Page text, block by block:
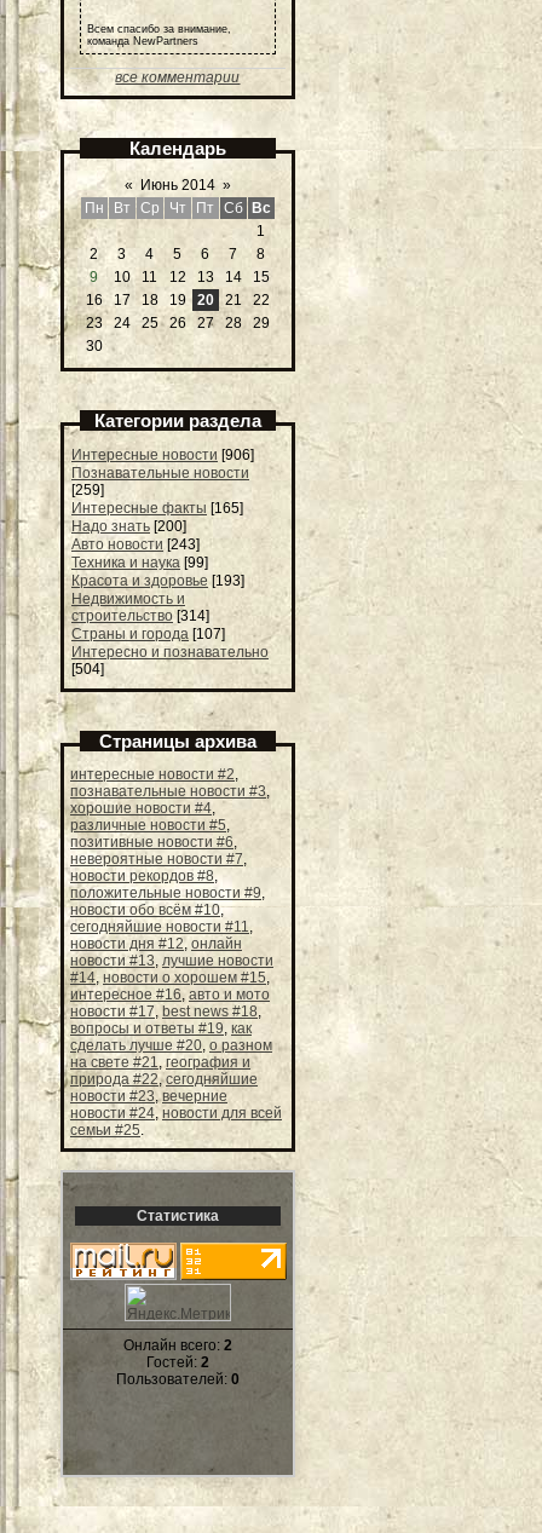
Всем спасибо за внимание,
команда NewPartners
все комментарии
Календарь
« Июнь 2014 »
Пн
Вт Ср Чт Пт Сб Вс
1
2
3 4 5 6 7
8
9
10 11 12 13 14
15
16
17 18 19 20 21
22
23
24 25 26 27 28
29
30
Категории раздела
Интересные новости [906]
Познавательные новости
[259]
Интересные факты [165]
Надо знать [200]
Авто новости [243]
Техника и наука [99]
Красота и здоровье [193]
Недвижимость и
строительство [314]
Страны и города [107]
Интересно и познавательно
[504]
Страницы архива
интересные новости #2
познавательные новости #3,
хорошие новости #4
различные новости #5
позитивные новости #6
невероятные новости #7
новости рекордов #8
положительные новости #9
новости обо всём #10,
сегодняйшие новости #11
новости дня #12, онлайн
новости #13 лучшие новости
#14 новости о хорошем #15
интересное #16 авто и мото
новости #17 best news #18
вопросы и ответы #19 как
сделать лучше #20 о разном
на свете #21
география и
природа #22,сегодняйшие
новости #23 ,вечерние
новости #24, новости для всей
семьи #25
Статистика
Онлайн всего: 2
Гостей: 2
Пользователей: 0